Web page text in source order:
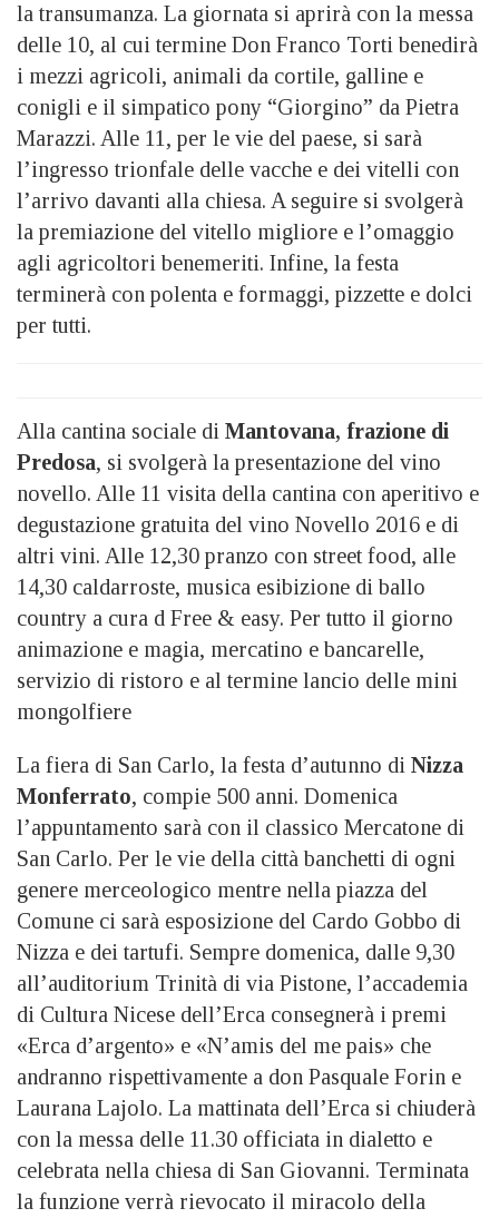
la transumanza. La giornata si aprirà con la messa
delle 10, al cui termine Don Franco Torti benedirà
i mezzi agricoli, animali da cortile, galline e
conigli e il simpatico pony “Giorgino” da Pietra
Marazzi. Alle 11, per le vie del paese, si sarà
l’ingresso trionfale delle vacche e dei vitelli con
l’arrivo davanti alla chiesa. A seguire si svolgerà
la premiazione del vitello migliore e l’omaggio
agli agricoltori benemeriti. Infine, la festa
terminerà con polenta e formaggi, pizzette e dolci
per tutti.
Alla cantina sociale di Mantovana, frazione di
Predosa, si svolgerà la presentazione del vino
novello. Alle 11 visita della cantina con aperitivo e
degustazione gratuita del vino Novello 2016 e di
altri vini. Alle 12,30 pranzo con street food, alle
14,30 caldarroste, musica esibizione di ballo
country a cura d Free & easy. Per tutto il giorno
animazione e magia, mercatino e bancarelle,
servizio di ristoro e al termine lancio delle mini
mongolfiere
La fiera di San Carlo, la festa d’autunno di Nizza
Monferrato, compie 500 anni. Domenica
l’appuntamento sarà con il classico Mercatone di
San Carlo. Per le vie della città banchetti di ogni
genere merceologico mentre nella piazza del
Comune ci sarà esposizione del Cardo Gobbo di
Nizza e dei tartufi. Sempre domenica, dalle 9,30
all’auditorium Trinità di via Pistone, l’accademia
di Cultura Nicese dell’Erca consegnerà i premi
«Erca d’argento» e «N’amis del me pais» che
andranno rispettivamente a don Pasquale Forin e
Laurana Lajolo. La mattinata dell’Erca si chiuderà
con la messa delle 11.30 officiata in dialetto e
celebrata nella chiesa di San Giovanni. Terminata
la funzione verrà rievocato il miracolo della